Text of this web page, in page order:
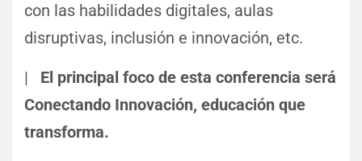
con las habilidades digitales, aulas
disruptivas, inclusión e innovación, etc.
| ⠀El principal foco de esta conferencia será
Conectando Innovación, educación que
transforma.